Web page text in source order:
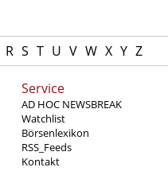
R S T U V W X Y Z
Service
AD HOC NEWSBREAK
Watchlist
Börsenlexikon
RSS_Feeds
Kontakt